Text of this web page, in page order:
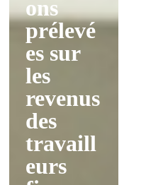
ons
prélevé
es sur
les
revenus
des
travaill
eurs